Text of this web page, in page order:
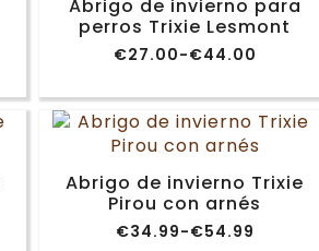
Abrigo de invierno para
perros Trixie Lesmont
€27.00-€44.00
Rango
precios:
desde
€27.00
hasta
Abrigo de invierno Trixie
Pirou con arnés
€34.99-€54.99
Rango